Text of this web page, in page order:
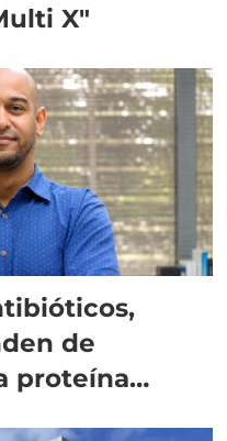
X"
de
proteína